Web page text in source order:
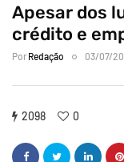
Apesar dos
crédito e
Por Redação 03/07/
2098 0